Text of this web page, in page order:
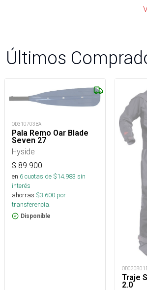
Últimos
OD310703BA
Pala Remo Oar Blade
Seven 27
Hyside
$ 89.900
en 6cuotas de $14.983 sin
interés
ahorras $3.600 por
transferencia.
Disponible
Traje
2.0